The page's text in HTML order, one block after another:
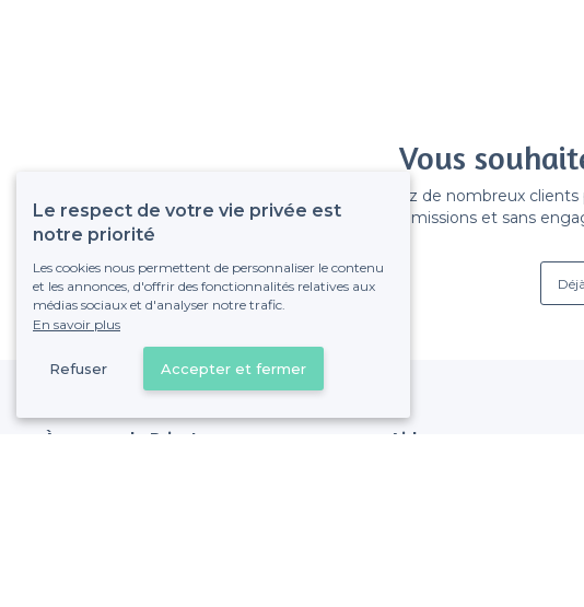
Vous
Gagnez de nombreux
Pas de commissions et sans
À propos de Privateaser Aide
Le respect de votre vie privée est
notre priorité
Les cookies nous permettent de personnaliser le contenu
et les annonces, d'offrir des fonctionnalités relatives aux
médias sociaux et d'analyser notre trafic.
En savoir plus
Refuser Accepter et fermer